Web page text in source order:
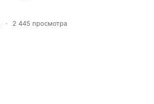
2 445 просмотра